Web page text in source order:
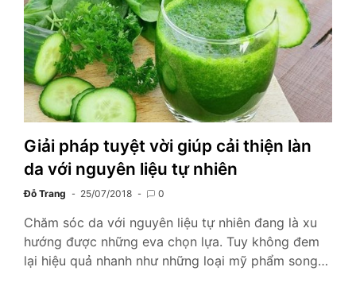
Giải pháp tuyệt vời giúp cải thiện làn
da với nguyên liệu tự nhiên
Đỗ Trang 25/07/2018 0
Chăm sóc da với nguyên liệu tự nhiên đang là xu
hướng được những eva chọn lựa. Tuy không đem
lại hiệu quả nhanh như những loại mỹ phẩm song…